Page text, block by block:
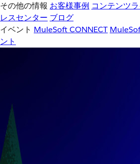
その他の情報 お客様事例 コンテンツ
レスセンター ブログ
イベント MuleSoft CONNECT
ント